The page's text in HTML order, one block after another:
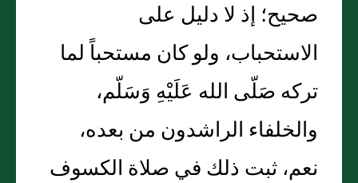
صحيح؛ إذ لا دليل على
الاستحباب، ولو كان مستحباً لما
تركه صَلّى الله عَلَيْهِ وَسَلّم،
والخلفاء الراشدون من بعده،
نعم، ثبت ذلك في صلاة الكسوف